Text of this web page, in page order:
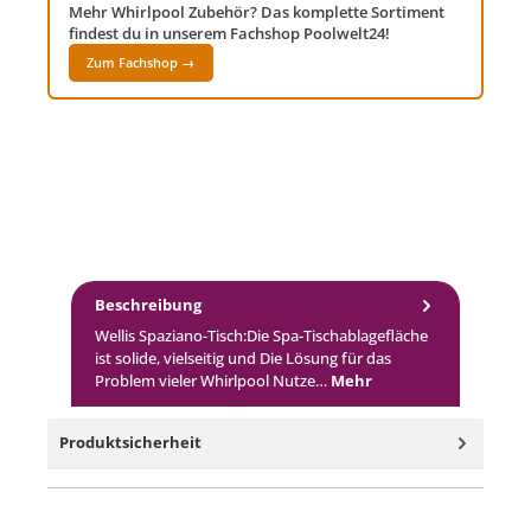
Mehr Whirlpool Zubehör? Das komplette Sortiment
findest du in unserem Fachshop Poolwelt24!
Zum Fachshop →
Beschreibung
Wellis Spaziano-Tisch:Die Spa-Tischablagefläche
ist solide, vielseitig und Die Lösung für das
Problem vieler Whirlpool Nutze… Mehr
Produktsicherheit